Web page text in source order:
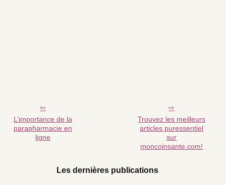
L’importance de la
parapharmacie en
ligne
Trouvez les meilleurs
articles puressentiel
sur
moncoinsante.com!
Les dernières publications